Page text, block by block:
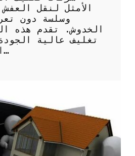
الأمثل لنقل
وسلسة دون
الخدوش. تقدم هذه
تغليف عالية
العفش خلال عم…